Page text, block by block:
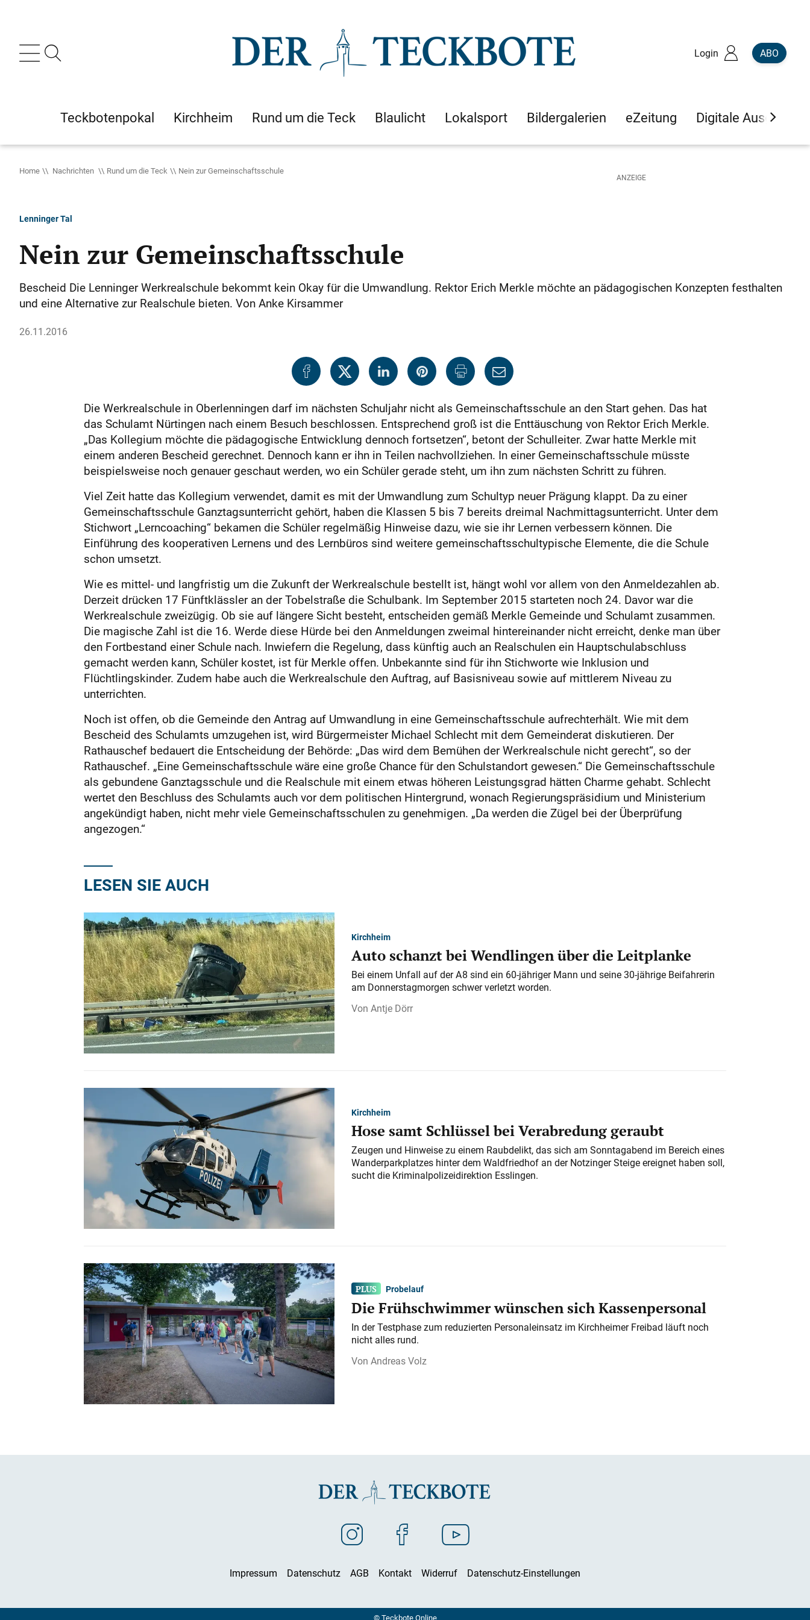
Login ABO
Teckbotenpokal Kirchheim Rund um die Teck Blaulicht Lokalsport Bildergalerien eZeitung Digitale Ausgaben
Home Nachrichten Rund um die Teck Nein zur Gemeinschaftsschule
Lenninger Tal
Nein zur Gemeinschaftsschule
Bescheid Die Lenninger Werkrealschule bekommt kein Okay für die Umwandlung. Rektor Erich Merkle möchte an pädagogischen Konzepten festhalten
und eine Alternative zur Realschule bieten. Von Anke Kirsammer
26.11.2016
Die Werkrealschule in Oberlenningen darf im nächsten Schuljahr nicht als Gemeinschaftsschule an den Start gehen. Das hat
das Schulamt Nürtingen nach einem Besuch beschlossen. Entsprechend groß ist die Enttäuschung von Rektor Erich Merkle.
„Das Kollegium möchte die pädagogische Entwicklung dennoch fortsetzen“, betont der Schulleiter. Zwar hatte Merkle mit
einem anderen Bescheid gerechnet. Dennoch kann er ihn in Teilen nachvollziehen. In einer Gemeinschaftsschule müsste
beispielsweise noch genauer geschaut werden, wo ein Schüler gerade steht, um ihn zum nächsten Schritt zu führen.
Viel Zeit hatte das Kollegium verwendet, damit es mit der Umwandlung zum Schultyp neuer Prägung klappt. Da zu einer
Gemeinschaftsschule Ganztagsunterricht gehört, haben die Klassen 5 bis 7 bereits dreimal Nachmittagsunterricht. Unter dem
Stichwort „Lerncoaching“ bekamen die Schüler regelmäßig Hinweise dazu, wie sie ihr Lernen verbessern können. Die
Einführung des kooperativen Lernens und des Lernbüros sind weitere gemeinschaftsschultypische Elemente, die die Schule
schon umsetzt.
Wie es mittel- und langfristig um die Zukunft der Werkrealschule bestellt ist, hängt wohl vor allem von den Anmeldezahlen ab.
Derzeit drücken 17 Fünftklässler an der Tobelstraße die Schulbank. Im September 2015 starteten noch 24. Davor war die
Werkrealschule zweizügig. Ob sie auf längere Sicht besteht, entscheiden gemäß Merkle Gemeinde und Schulamt zusammen.
Die magische Zahl ist die 16. Werde diese Hürde bei den Anmeldungen zweimal hintereinander nicht erreicht, denke man über
den Fortbestand einer Schule nach. Inwiefern die Regelung, dass künftig auch an Realschulen ein Hauptschulabschluss
gemacht werden kann, Schüler kostet, ist für Merkle offen. Unbekannte sind für ihn Stichworte wie Inklusion und
Flüchtlingskinder. Zudem habe auch die Werkrealschule den Auftrag, auf Basisniveau sowie auf mittlerem Niveau zu
unterrichten.
Noch ist offen, ob die Gemeinde den Antrag auf Umwandlung in eine Gemeinschaftsschule aufrechterhält. Wie mit dem
Bescheid des Schulamts umzugehen ist, wird Bürgermeister Michael Schlecht mit dem Gemeinderat diskutieren. Der
Rathauschef bedauert die Entscheidung der Behörde: „Das wird dem Bemühen der Werkrealschule nicht gerecht“, so der
Rathauschef. „Eine Gemeinschaftsschule wäre eine große Chance für den Schulstandort gewesen.“ Die Gemeinschaftsschule
als gebundene Ganztagsschule und die Realschule mit einem etwas höheren Leistungsgrad hätten Charme gehabt. Schlecht
wertet den Beschluss des Schulamts auch vor dem politischen Hintergrund, wonach Regierungspräsidium und Ministerium
angekündigt haben, nicht mehr viele Gemeinschaftsschulen zu genehmigen. „Da werden die Zügel bei der Überprüfung
angezogen.“
LESEN SIE AUCH
Kirchheim
Auto schanzt bei Wendlingen über die Leitplanke
Bei einem Unfall auf der A 8 sind ein 60-jähriger Mann und seine 30-jährige Beifahrerin
am Donnerstagmorgen schwer verletzt worden.
Antje Dörr
Kirchheim
Hose samt Schlüssel bei Verabredung geraubt
Zeugen und Hinweise zu einem Raubdelikt, das sich am Sonntagabend im Bereich eines
Wanderparkplatzes hinter dem Waldfriedhof an der Notzinger Steige ereignet haben soll,
sucht die Kriminalpolizeidirektion Esslingen.
Probelauf
Die Frühschwimmer wünschen sich Kassenpersonal
In der Testphase zum reduzierten Personaleinsatz im Kirchheimer Freibad läuft noch
nicht alles rund.
Andreas Volz
Impressum Datenschutz AGB Kontakt Widerruf Datenschutz-Einstellungen
© Teckbote Online